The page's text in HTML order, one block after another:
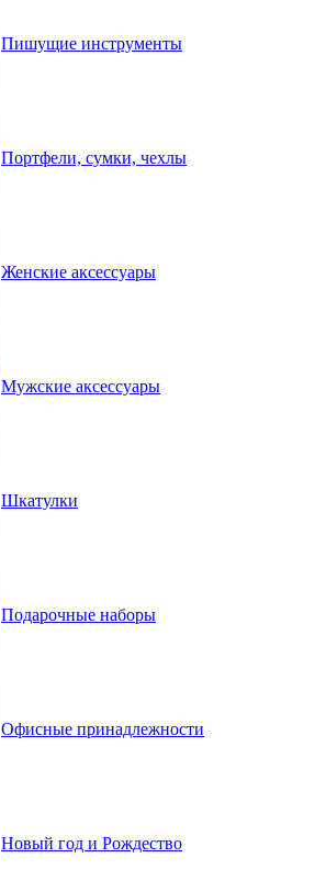
Пишущие инструменты
Портфели, сумки, чехлы
Женские аксессуары
Мужские аксессуары
Шкатулки
Подарочные наборы
Офисные принадлежности
Новый год и Рождество